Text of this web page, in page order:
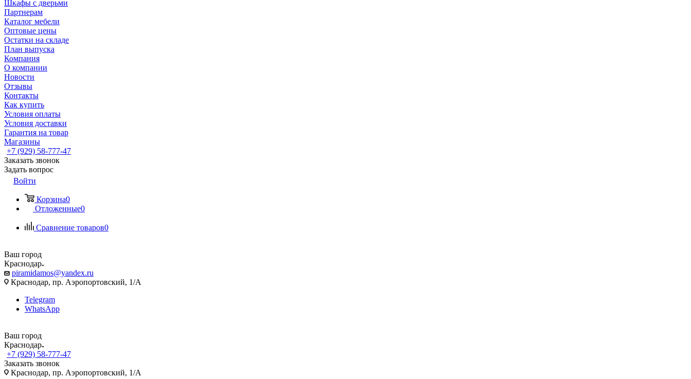
Шкафы с дверьми
Партнерам
Каталог мебели
Оптовые цены
Остатки на складе
План выпуска
Компания
О компании
Новости
Отзывы
Контакты
Как купить
Условия оплаты
Условия доставки
Гарантия на товар
Магазины
+7 (929) 58-777-47
Заказать звонок
Задать вопрос
Войти
Корзина0
Отложенные0
Сравнение товаров0
Ваш город
Краснодар
piramidamos@yandex.ru
Краснодар, пр. Аэропортовский, 1/А
Telegram
WhatsApp
Ваш город
Краснодар
+7 (929) 58-777-47
Заказать звонок
Краснодар, пр. Аэропортовский, 1/А